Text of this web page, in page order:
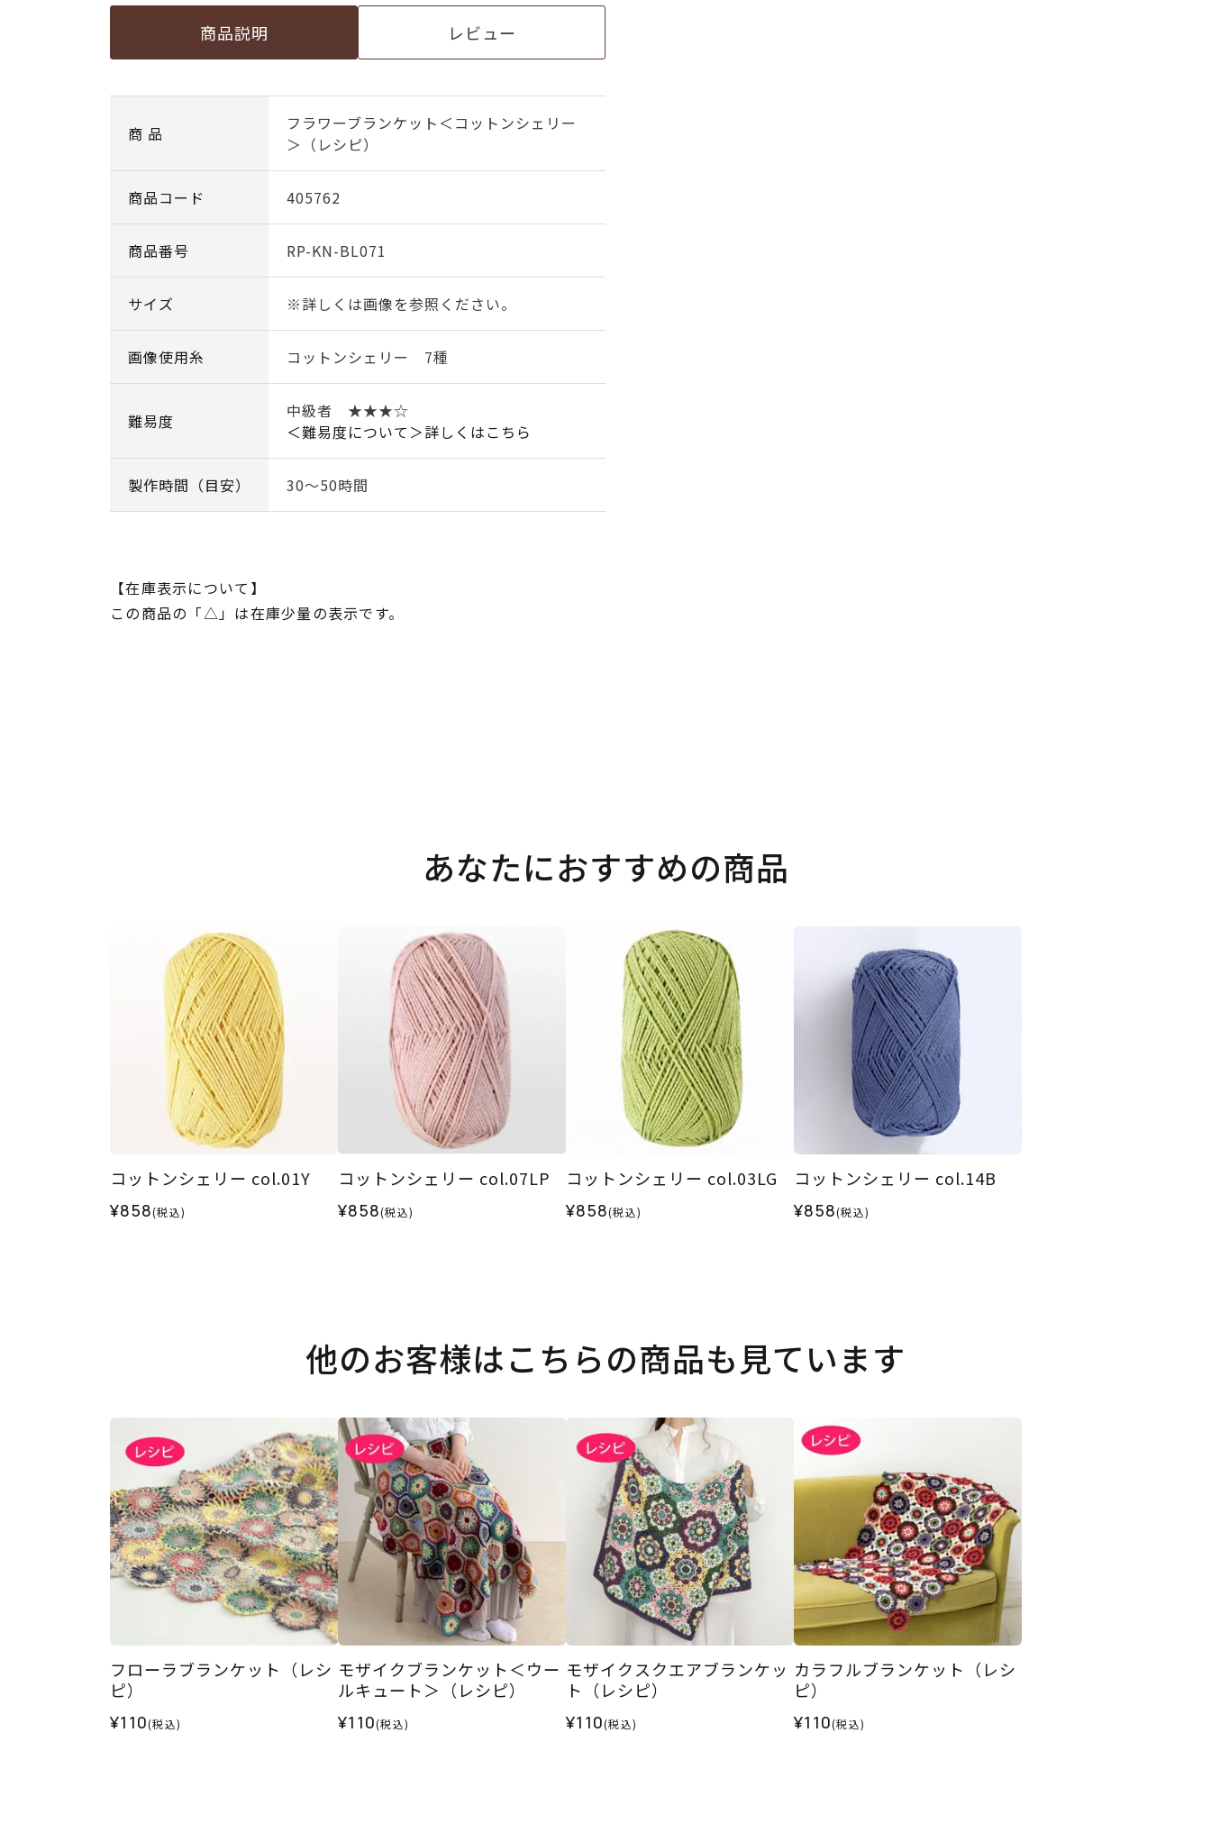
商品説明 レビュー
商 品
フラワーブランケット＜コットンシェリー
＞（レシピ）
商品コード 405762
商品番号 RP-KN-BL071
サイズ ※詳しくは画像を参照ください。
画像使用糸 コットンシェリー 7種
難易度
中級者 ★★★☆
＜難易度について＞詳しくはこちら
製作時間（目安） 30～50時間
【在庫表示について】
この商品の「△」は在庫少量の表示です。
あなたにおすすめの商品
コットンシェリー col.01Y
¥858(税込)
コットンシェリー col.07LP
¥858(税込)
コットンシェリー col.03LG
¥858(税込)
コットンシェリー col.14B
¥858(税込)
他のお客様はこちらの商品も見ています
フローラブランケット（レシ
ピ）
¥110(税込)
モザイクブランケット＜ウー
ルキュート＞（レシピ）
¥110(税込)
モザイクスクエアブランケッ
ト（レシピ）
¥110(税込)
カラフルブランケット（レシ
ピ）
¥110(税込)